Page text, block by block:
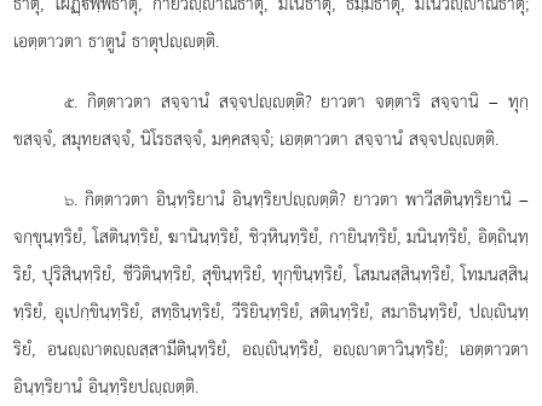
เอตฺตาวตา ธาตูนํ ธาตุปฺตฺติ.
๕. กิตฺตาวตา สจฺจานํ สจฺจปฺตฺติ? ยาวตา จตฺตาริ สจฺจานิ – ทุกฺ
ขสจฺจํ, สมุทยสจฺจํ, นิโรธสจฺจํ, มคฺคสจฺจํ; เอตฺตาวตา สจฺจานํ สจฺจปฺตฺติ.
๖. กิตฺตาวตา อินฺทฺริยานํ อินฺทฺริยปฺตฺติ? ยาวตา พาวีสตินฺทฺริยานิ –
จกฺขุนฺทฺริยํ, โสตินฺทฺริยํ, ฆานินฺทฺริยํ, ชิวฺหินฺทฺริยํ, กายินฺทฺริยํ, มนินฺทฺริยํ, อิตฺถินฺทฺ
ริยํ, ปุริสินฺทฺริยํ, ชีวิตินฺทฺริยํ, สุขินฺทฺริยํ, ทุกฺขินฺทฺริยํ, โสมนสฺสินฺทฺริยํ, โทมนสฺสินฺ
ทฺริยํ, อุเปกฺขินฺทฺริยํ, สทฺธินฺทฺริยํ, วีริยินฺทฺริยํ, สตินฺทฺริยํ, สมาธินฺทฺริยํ, ปฺินฺทฺ
ริยํ, อนฺาตฺสฺสามีตินฺทฺริยํ, อฺินฺทฺริยํ, อฺาตาวินฺทฺริยํ; เอตฺตาวตา
อินฺทฺริยานํ อินฺทฺริยปฺตฺติ.